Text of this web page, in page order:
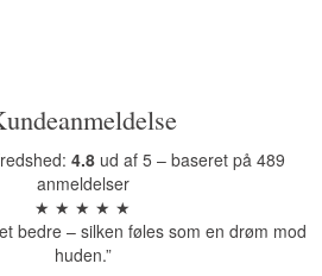
4.8 ud af 5 – baseret på 489
anmeldelser
★ ★ ★ ★ ★
bedre – silken føles som en drøm mod
huden.”